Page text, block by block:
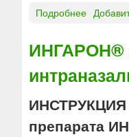
я
р
е
м
г
ы
0
г
и
Подробнее
т
е
р
ф
е
р
ИНГАРОН®
ИНСТРУКЦИЯ
препарата